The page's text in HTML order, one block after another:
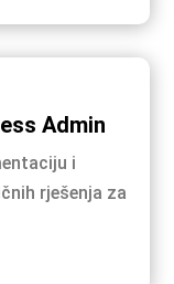
Admin
i
rješenja za